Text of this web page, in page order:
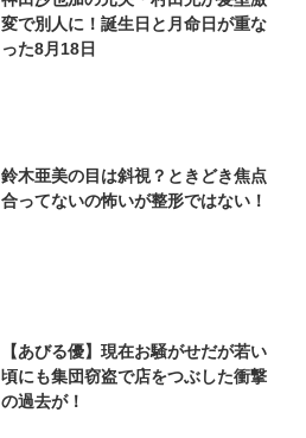
変で別人に！誕生日と月命日が重な
った8月18日
鈴木亜美の目は斜視？ときどき焦点
合ってないの怖いが整形ではない！
【あびる優】現在お騒がせだが若い
頃にも集団窃盗で店をつぶした衝撃
の過去が！